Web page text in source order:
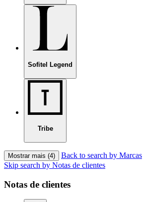
Sofitel Legend
Tribe
Mostrar mais (4)
Back to search by Marcas
Skip search by Notas de clientes
Notas de clientes